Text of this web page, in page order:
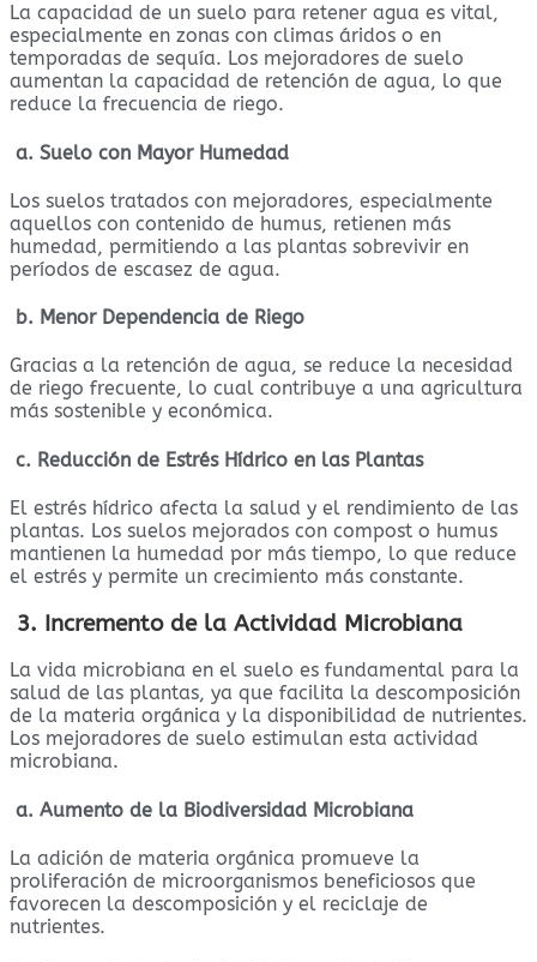
La capacidad de un suelo para retener agua es vital,
especialmente en zonas con climas áridos o en
temporadas de sequía. Los mejoradores de suelo
aumentan la capacidad de retención de agua, lo que
reduce la frecuencia de riego.
a. Suelo con Mayor Humedad
Los suelos tratados con mejoradores, especialmente
aquellos con contenido de humus, retienen más
humedad, permitiendo a las plantas sobrevivir en
períodos de escasez de agua.
b. Menor Dependencia de Riego
Gracias a la retención de agua, se reduce la necesidad
de riego frecuente, lo cual contribuye a una agricultura
más sostenible y económica.
c. Reducción de Estrés Hídrico en las Plantas
El estrés hídrico afecta la salud y el rendimiento de las
plantas. Los suelos mejorados con compost o humus
mantienen la humedad por más tiempo, lo que reduce
el estrés y permite un crecimiento más constante.
3. Incremento de la Actividad Microbiana
La vida microbiana en el suelo es fundamental para la
salud de las plantas, ya que facilita la descomposición
de la materia orgánica y la disponibilidad de nutrientes.
Los mejoradores de suelo estimulan esta actividad
microbiana.
a. Aumento de la Biodiversidad Microbiana
La adición de materia orgánica promueve la
proliferación de microorganismos beneficiosos que
favorecen la descomposición y el reciclaje de
nutrientes.